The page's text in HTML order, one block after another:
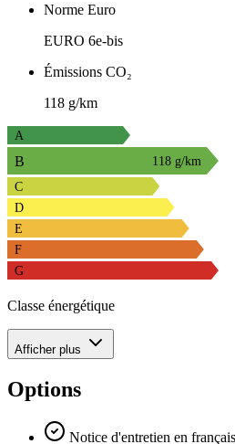
Norme Euro
EURO 6e-bis
Émissions CO₂
118 g/km
A
B
118 g/km
C
D
E
F
G
Classe énergétique
Afficher plus
Options
Notice d'entretien en français